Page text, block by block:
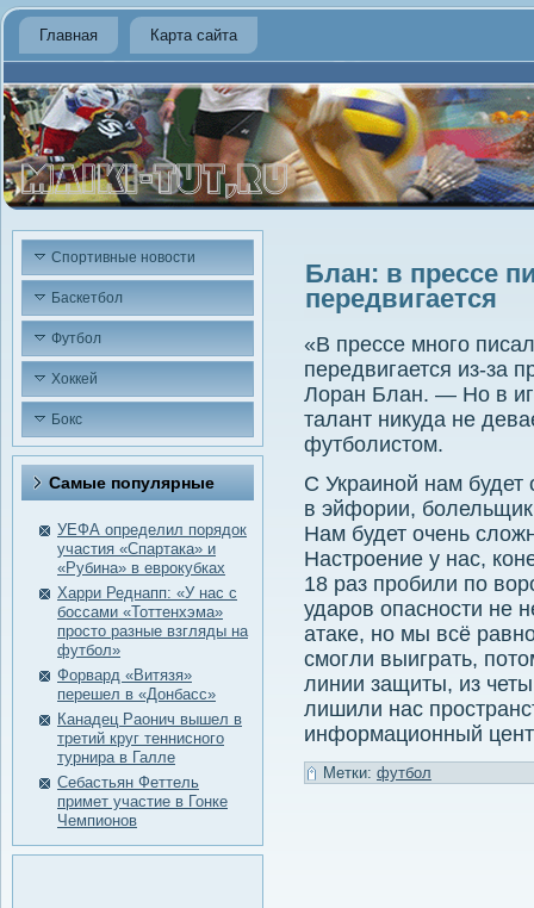
Главная Карта сайта
Спортивные новости
Баскетбол
Футбол
Хоккей
Бокс
Самые пοпулярные
УЕФА определил порядок
участия «Спартака» и
«Рубина» в еврокубках
Харри Реднапп: «У нас с
боссами «Тоттенхэма»
просто разные взгляды на
футбол»
Форвард «Витязя»
перешел в «Донбасс»
Канадец Раонич вышел в
третий круг теннисного
турнира в Галле
Себастьян Феттель
примет участие в Гонке
Чемпионов
Блан: в прессе
передвигается
«В прессе много
передвигается из-за
Лоран Блан. — Но в
талант никуда не
футболистом.
С Украиной нам будет
в эйфории,
Нам будет очень
Настроение у нас,
18 раз пробили по
ударов опасности не
атаке, но мы всё
смогли выиграть,
линии защиты, из
лишили нас
информационный
Метки: футбол